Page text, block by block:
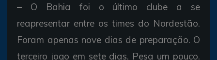
– O Bahia foi o último clube a se
reapresentar entre os times do Nordestão.
Foram apenas nove dias de preparação. O
terceiro jogo em sete dias. Pesa um pouco.